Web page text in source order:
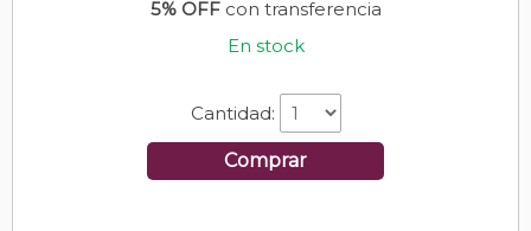
5% OFFcon transferencia
En stock
Cantidad:
Comprar